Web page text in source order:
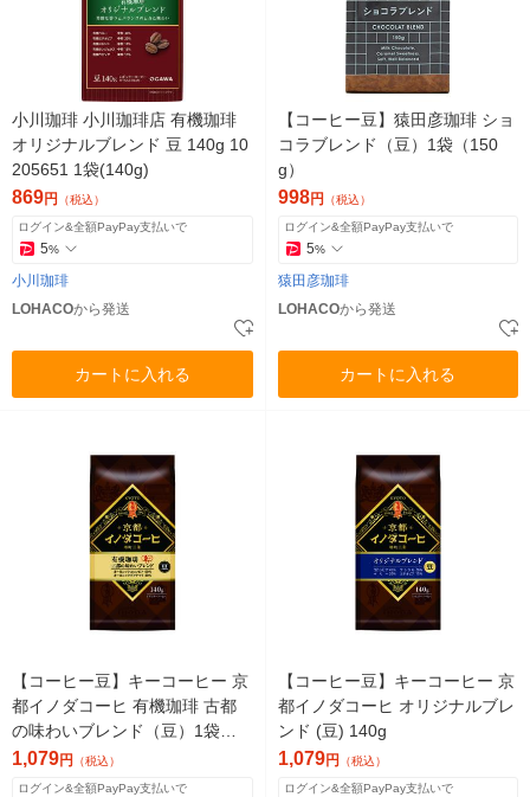
小川珈琲 小川珈琲店 有機珈琲
オリジナルブレンド 豆 140g 10
205651 1袋(140g)
869円 （税込）
ログイン&全額PayPay支払いで
5%
小川珈琲
LOHACOから発送
カートに入れる
【コーヒー豆】猿田彦珈琲 ショ
コラブレンド（豆）1袋（150
g）
998円 （税込）
ログイン&全額PayPay支払いで
5%
猿田彦珈琲
LOHACOから発送
カートに入れる
【コーヒー豆】キーコーヒー 京
都イノダコーヒ 有機珈琲 古都
の味わいブレンド（豆）1袋（1
40g）
1,079円 （税込）
ログイン&全額PayPay支払いで
【コーヒー豆】キーコーヒー 京
都イノダコーヒ オリジナルブレ
ンド (豆) 140g
1,079円 （税込）
ログイン&全額PayPay支払いで